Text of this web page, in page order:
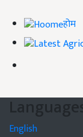
होम
Languages
English